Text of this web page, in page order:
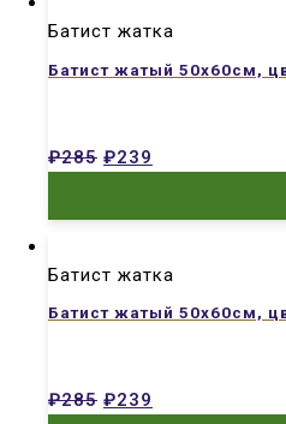
Батист жатка
Батист жатый 50х60см,
₽285 ₽239
Батист жатка
Батист жатый 50х60см,
₽285 ₽239